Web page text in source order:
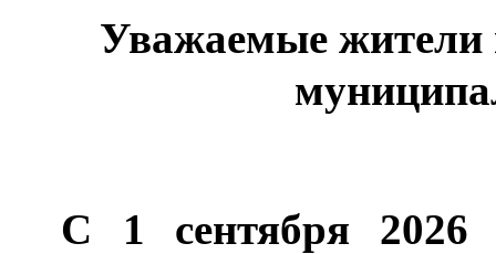
Уважаемые жители
С 1 сентября 2026